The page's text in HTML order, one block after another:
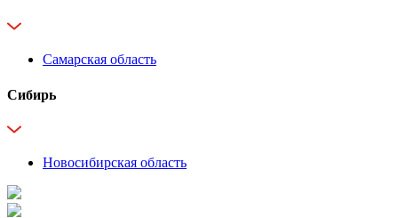
Самарская область
Сибирь
Новосибирская область